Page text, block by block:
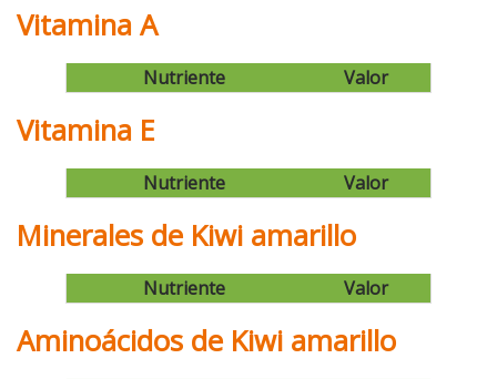
Vitamina A
Nutriente Valor
Vitamina E
Nutriente Valor
Minerales de Kiwi amarillo
Nutriente Valor
Aminoácidos de Kiwi amarillo